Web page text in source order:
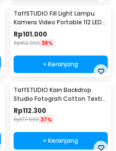
TaffSTUDIO Fill Light Lampu
Kamera Video Portable 112 LED -
FT-112
Rp101.000
Rp162.900 38%
+ Keranjang
TaffSTUDIO Kain Backdrop
Studio Fotografi Cotton Textile
Muslin Cloth 300x300cm - B29
Rp112.300
Rp177.900 37%
+ Keranjang